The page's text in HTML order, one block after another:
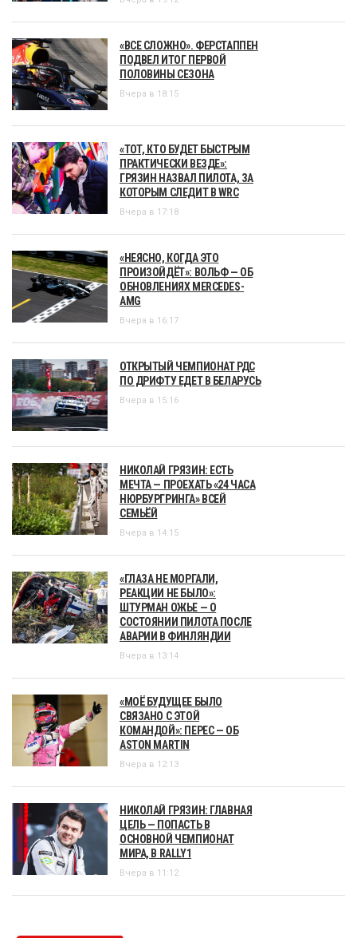
«ВСЕ СЛОЖНО». ФЕРСТАППЕН
ПОДВЕЛ ИТОГ ПЕРВОЙ
ПОЛОВИНЫ СЕЗОНА
Вчера в 18:15
«ТОТ, КТО БУДЕТ БЫСТРЫМ
ПРАКТИЧЕСКИ ВЕЗДЕ»:
ГРЯЗИН НАЗВАЛ ПИЛОТА, ЗА
КОТОРЫМ СЛЕДИТ В WRC
Вчера в 17:18
«НЕЯСНО, КОГДА ЭТО
ПРОИЗОЙДЁТ»: ВОЛЬФ — ОБ
ОБНОВЛЕНИЯХ MERCEDES-
AMG
Вчера в 16:17
ОТКРЫТЫЙ ЧЕМПИОНАТ РДС
ПО ДРИФТУ ЕДЕТ В БЕЛАРУСЬ
Вчера в 15:16
НИКОЛАЙ ГРЯЗИН: ЕСТЬ
МЕЧТА — ПРОЕХАТЬ «24 ЧАСА
НЮРБУРГРИНГА» ВСЕЙ
СЕМЬЁЙ
Вчера в 14:15
«ГЛАЗА НЕ МОРГАЛИ,
РЕАКЦИИ НЕ БЫЛО»:
ШТУРМАН ОЖЬЕ — О
СОСТОЯНИИ ПИЛОТА ПОСЛЕ
АВАРИИ В ФИНЛЯНДИИ
Вчера в 13:14
«МОЁ БУДУЩЕЕ БЫЛО
СВЯЗАНО С ЭТОЙ
КОМАНДОЙ»: ПЕРЕС — ОБ
ASTON MARTIN
Вчера в 12:13
НИКОЛАЙ ГРЯЗИН: ГЛАВНАЯ
ЦЕЛЬ — ПОПАСТЬ В
ОСНОВНОЙ ЧЕМПИОНАТ
МИРА, В RALLY1
Вчера в 11:12